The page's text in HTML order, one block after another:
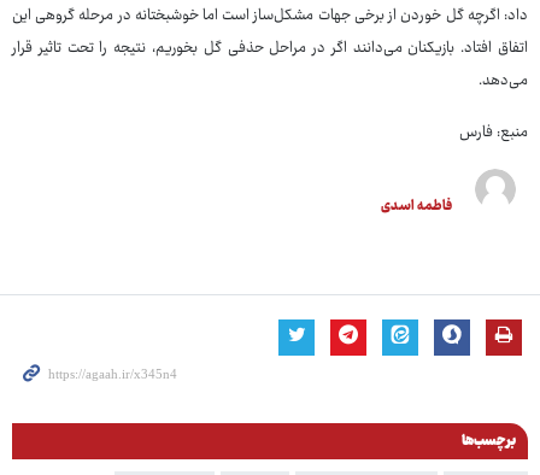
داد: اگرچه گل خوردن از برخی جهات مشکل‌ساز است اما خوشبختانه در مرحله گروهی این
اتفاق افتاد. بازیکنان می‌دانند اگر در مراحل حذفی گل بخوریم، نتیجه را تحت تاثیر قرار
می‌دهد.
منبع: فارس
فاطمه اسدی
برچسب‌ها